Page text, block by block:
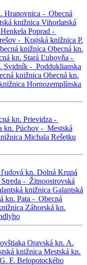
Hranovnica - Obecná
knižnica Vihorlatská
Poprad -
- Krajská knižnica P.
knižnica Obecná kn.
kn. Stará Ľubovňa -
Svidník - Podduklianska
knižnica Obecná kn.
Hornozemplínska
kn. Prievidza -
kn. Púchov - Mestská
Michala Rešetku
kn. Dolná Krupá
- Žitnoostrovská
knižnica Galantská
kn. Pata - Obecná
Záhorská kn.
Oravská kn. A.
knižnica Mestská kn.
F. Belopotockého